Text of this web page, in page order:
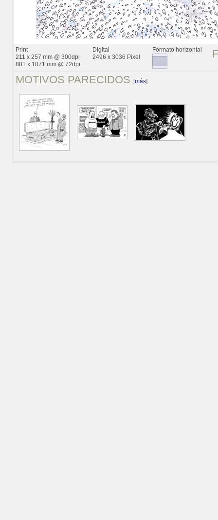
Print
211 x 257 mm @ 300dpi
881 x 1071 mm @ 72dpi
Digital
2496 x 3036 Pixel
Formato horizontal
MOTIVOS PARECIDOS [más]